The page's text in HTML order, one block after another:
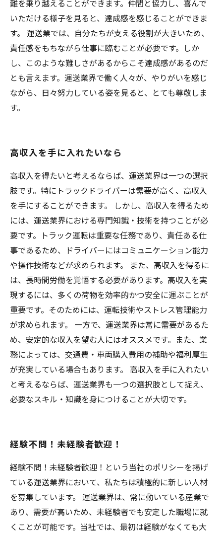
難を乗り越えることができます。仲間と協力し、喜んで
いただける様子を見ると、達成感を感じることができま
す。 運送業では、自分たちが支える役割が大きいため、
責任感をもちながら仕事に臨むことが必要です。しか
し、このような難しさがあるからこそ達成感があるのだ
とも言えます。運送業界で働く人々が、やりがいを感じ
ながら、日々努力している姿を見ると、とても尊敬しま
す。
高収入を手に入れたいなら
高収入を得たいと考えるならば、運送業界は一つの選択
肢です。特にトラックドライバーは需要が高く、高収入
を手にすることができます。 しかし、高収入を得るため
には、運送業界における専門知識・技術を持つことが必
要です。トラック運転は重要な任務であり、責任ある仕
事であるため、ドライバーにはコミュニケーション能力
や操作技術などが求められます。 また、高収入を得るに
は、長時間労働を覚悟する必要があります。高収入を実
現するには、多くの荷物を効率的かつ安全に運ぶことが
重要です。そのためには、運転技術やストレス管理能力
が求められます。 一方で、運送業界は常に需要があるた
め、安定的な収入を望む人にはオススメです。また、業
務によっては、交通費・車両購入費用の補助や福利厚生
が充実している場合もあります。 高収入を手に入れたい
と考えるならば、運送業界も一つの選択肢として捉え、
必要なスキル・知識を身につけることが大切です。
経験不問！未経験者歓迎！
経験不問！未経験者歓迎！という当社のポリシーを掲げ
ている運送業界において、私たちは積極的に新しい人材
を募集しています。 運送業界は、常に動いている産業で
あり、需要が高いため、未経験者でも安定した職場に就
くことが可能です。当社では、最初は経験がなくても大